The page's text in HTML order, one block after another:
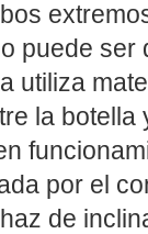
puede ser
utiliza
la botella
por el
de